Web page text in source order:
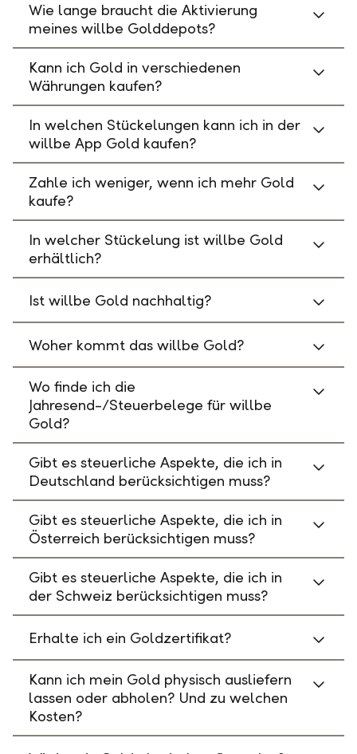
Wie lange braucht die Aktivierung
meines willbe Golddepots?
Kann ich Gold in verschiedenen
Währungen kaufen?
In welchen Stückelungen kann ich in der
willbe App Gold kaufen?
Zahle ich weniger, wenn ich mehr Gold
kaufe?
In welcher Stückelung ist willbe Gold
erhältlich?
Ist willbe Gold nachhaltig?
Woher kommt das willbe Gold?
Wo finde ich die
Jahresend-/Steuerbelege für willbe
Gold?
Gibt es steuerliche Aspekte, die ich in
Deutschland berücksichtigen muss?
Gibt es steuerliche Aspekte, die ich in
Österreich berücksichtigen muss?
Gibt es steuerliche Aspekte, die ich in
der Schweiz berücksichtigen muss?
Erhalte ich ein Goldzertifikat?
Kann ich mein Gold physisch ausliefern
lassen oder abholen? Und zu welchen
Kosten?